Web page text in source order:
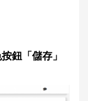
鈕「儲存」